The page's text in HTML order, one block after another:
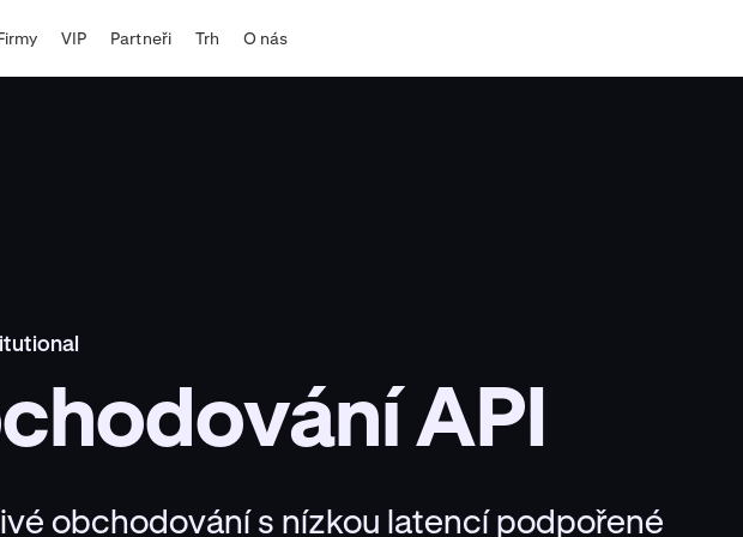
VIP Partneři Trh O nás
API
obchodování s nízkou latencí podpořené